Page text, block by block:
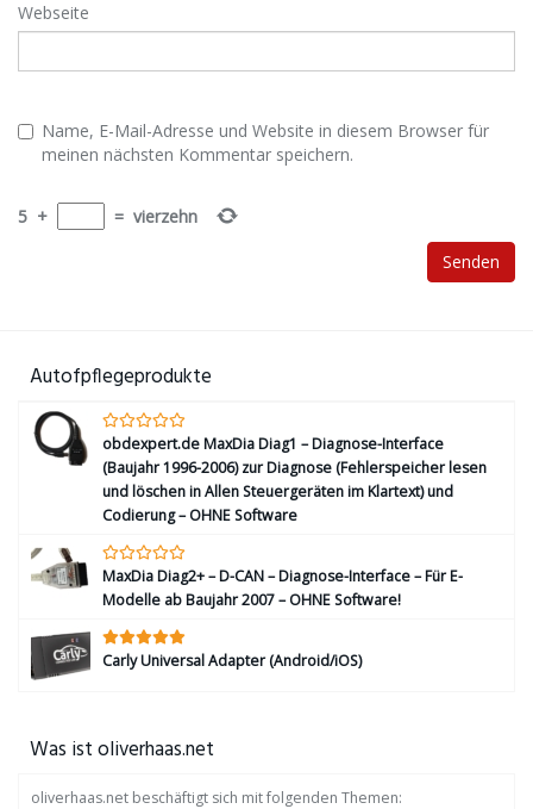
Webseite
Name, E-Mail-Adresse und Website in diesem Browser für
meinen nächsten Kommentar speichern.
5 + = vierzehn
Autofpflegeprodukte
obdexpert.de MaxDia Diag1 – Diagnose-Interface
(Baujahr 1996-2006) zur Diagnose (Fehlerspeicher lesen
und löschen in Allen Steuergeräten im Klartext) und
Codierung – OHNE Software
MaxDia Diag2+ – D-CAN – Diagnose-Interface – Für E-
Modelle ab Baujahr 2007 – OHNE Software!
Carly Universal Adapter (Android/iOS)
Was ist oliverhaas.net
oliverhaas.net beschäftigt sich mit folgenden Themen: